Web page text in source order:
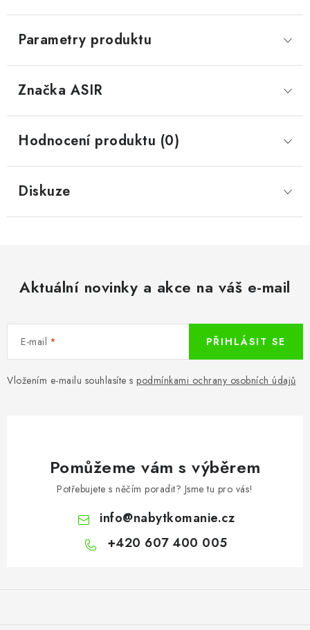
Parametry produktu
Značka ASIR
Hodnocení produktu (0)
Diskuze
Aktuální novinky a akce na váš e-mail
E-mail
Vložením e-mailu souhlasíte s podmínkami ochrany osobních údajů
PŘIHLÁSIT SE
Pomůžeme vám s výběrem
Potřebujete s něčím poradit? Jsme tu pro vás!
info@nabytkomanie.cz
+420 607 400 005